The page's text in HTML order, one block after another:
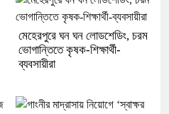
মেহেরপুরে ঘন ঘন লোডশেডিং, চরম
ভোগান্তিতে কৃষক-শিক্ষার্থী-
ব্যবসায়ীরা